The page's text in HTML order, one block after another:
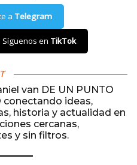
a Telegram
Síguenos en TikTok
van DE UN PUNTO
conectando ideas,
historia y actualidad en
cercanas,
y sin filtros.